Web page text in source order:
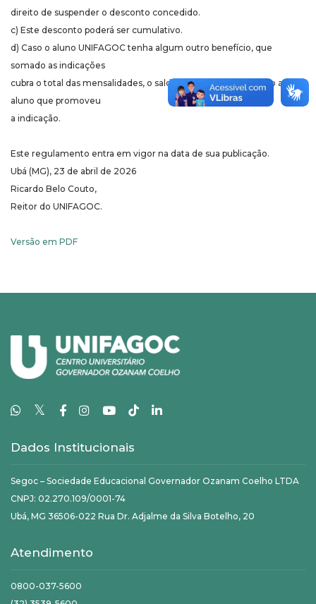
direito de suspender o desconto concedido.
c) Este desconto poderá ser cumulativo.
d) Caso o aluno UNIFAGOC tenha algum outro benefício, que
somado as indicações
cubra o total das mensalidades, o saldo será pago em dinheiro ao
aluno que promoveu
a indicação.
Este regulamento entra em vigor na data de sua publicação.
Ubá (MG), 23 de abril de 2026
Ricardo Belo Couto,
Reitor do UNIFAGOC.
Versão em PDF
𝕏
Dados Institucionais
Segoc – Sociedade Educacional Governador Ozanam Coelho LTDA
CNPJ: 02.270.109/0001-74
Ubá, MG 36506-022 Rua Dr. Adjalme da Silva Botelho, 20
Atendimento
0800-037-5600